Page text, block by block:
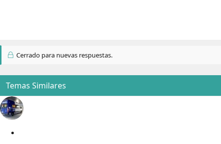
Cerrado para nuevas respuestas.
Temas Similares